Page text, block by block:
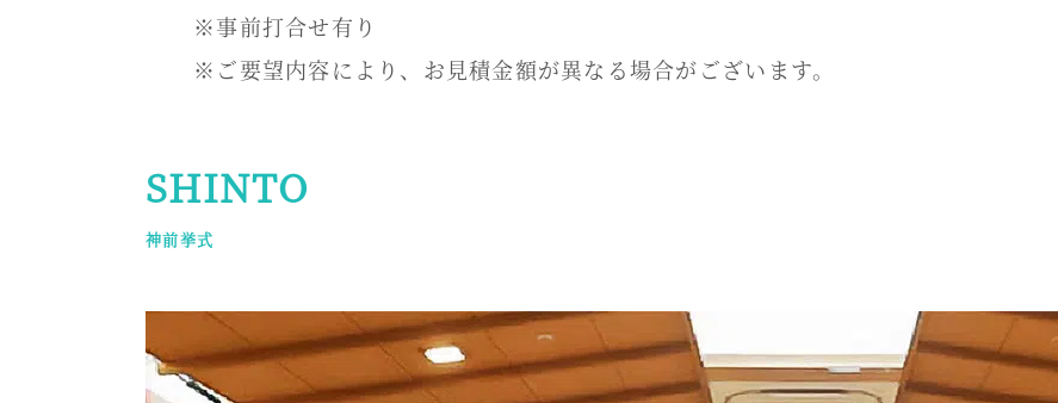
※事前打合せ有り
※ご要望内容により、お見積金額が異なる場合がございます。
SHINTO
神前挙式